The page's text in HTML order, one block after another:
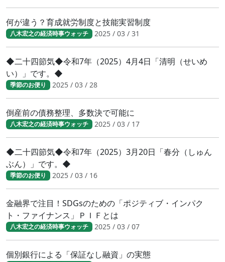
何が違う？育成就労制度と技能実習制度
八木宏之の経済時事ウォッチ 2025 / 03 / 31
◆二十四節気◆令和7年（2025）4月4日「清明（せいめ
い）」です。◆
季節のお便り 2025 / 03 / 28
倒産前の債務整理、多数決で可能に
八木宏之の経済時事ウォッチ 2025 / 03 / 17
◆二十四節気◆令和7年（2025）3月20日「春分（しゅん
ぶん）」です。◆
季節のお便り 2025 / 03 / 16
金融界で注目！SDGsのための「ポジティブ・インパク
ト・ファイナンス」ＰＩＦとは
八木宏之の経済時事ウォッチ 2025 / 03 / 07
個別銀行による「保証なし融資」の実態